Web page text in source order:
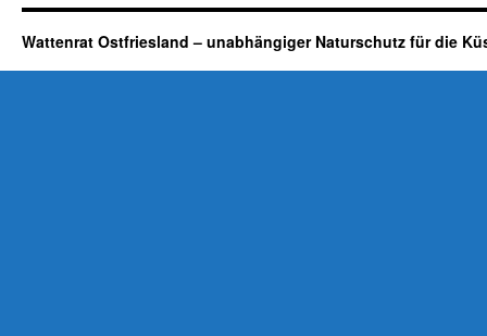
Wattenrat Ostfriesland – unabhängiger Naturschutz für die